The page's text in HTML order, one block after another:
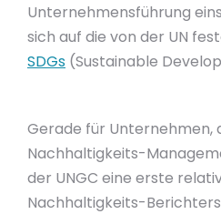
Unternehmensführung
sich auf die von der UN
SDGs (Sustainable
Gerade für Unternehmen,
Nachhaltigkeits-
der UNGC eine erste
Nachhaltigkeits-